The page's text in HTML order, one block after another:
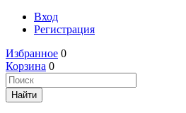
Вход
Регистрация
Избранное 0
Корзина 0